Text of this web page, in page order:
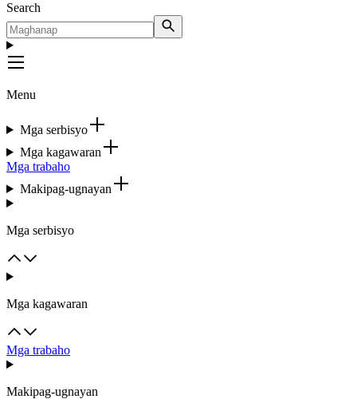
Search
Menu
Mga serbisyo
Mga kagawaran
Mga trabaho
Makipag-ugnayan
Mga serbisyo
Mga kagawaran
Mga trabaho
Makipag-ugnayan